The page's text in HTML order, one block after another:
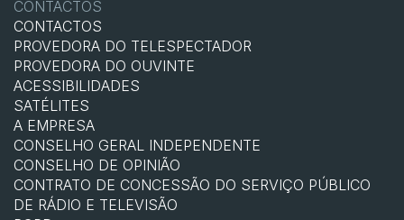
CONTACTOS
CONTACTOS
PROVEDORA DO TELESPECTADOR
PROVEDORA DO OUVINTE
ACESSIBILIDADES
SATÉLITES
A EMPRESA
CONSELHO GERAL INDEPENDENTE
CONSELHO DE OPINIÃO
CONTRATO DE CONCESSÃO DO SERVIÇO PÚBLICO
DE RÁDIO E TELEVISÃO